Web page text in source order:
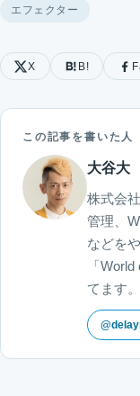
エフェクター
X B!
この記事を書いた人
大谷大
株式会
管理、
などを
「
てます。